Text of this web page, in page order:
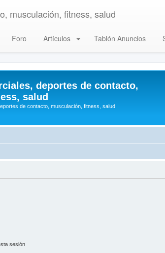
musculación, fitness, salud
Foro Artículos Tablón Anuncios
deportes de contacto,
salud
de contacto, musculación, fitness, salud
sesión